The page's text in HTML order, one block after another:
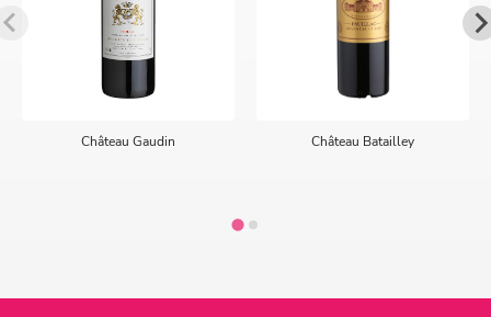
Château Gaudin Château Batailley